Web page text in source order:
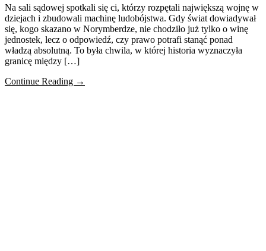
Na sali sądowej spotkali się ci, którzy rozpętali największą wojnę w
dziejach i zbudowali machinę ludobójstwa. Gdy świat dowiadywał
się, kogo skazano w Norymberdze, nie chodziło już tylko o winę
jednostek, lecz o odpowiedź, czy prawo potrafi stanąć ponad
władzą absolutną. To była chwila, w której historia wyznaczyła
granicę między […]
Continue Reading →